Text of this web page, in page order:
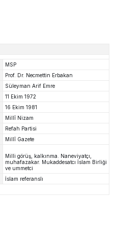
MSP
Prof. Dr. Necmettin Erbakan
Süleyman Arif Emre
11 Ekim 1972
16 Ekim 1981
Millî Nizam
Refah Partisi
Millî Gazete
Milli görüş, kalkınma. Naneviyatçı,
muhafazakar. Mukaddesatcı İslam Birliği
ve ummetci
İslam referanslı